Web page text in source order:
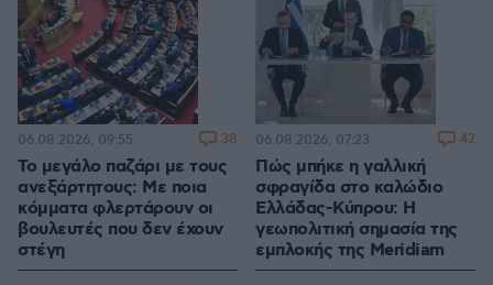
Το μεγάλο παζάρι με τους
ανεξάρτητους: Με ποια
κόμματα φλερτάρουν οι
βουλευτές που δεν έχουν
στέγη
06.08.2026, 09:55 38
Πώς μπήκε η γαλλική
σφραγίδα στο καλώδιο
Ελλάδας-Κύπρου: Η
γεωπολιτική σημασία της
εμπλοκής της Meridiam
06.08.2026, 07:23 42